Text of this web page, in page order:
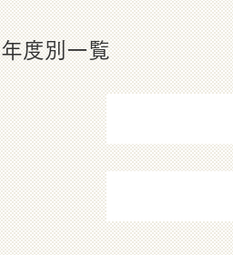
年度別一覧